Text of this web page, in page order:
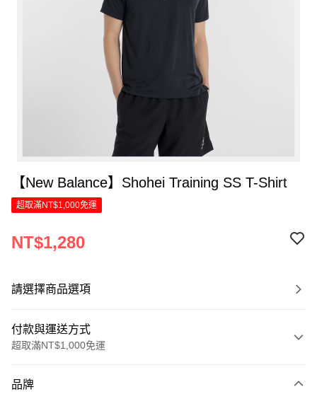
【New Balance】Shohei Training SS T-Shirt
超取滿NT$1,000免運
NT$1,280
請選擇商品選項
付款與運送方式
超取滿NT$1,000免運
品牌